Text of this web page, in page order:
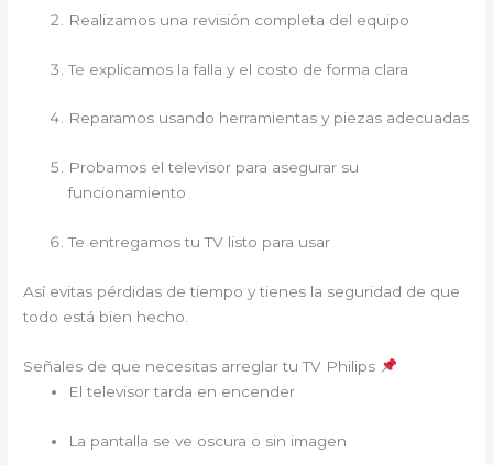
Realizamos una revisión completa del equipo
Te explicamos la falla y el costo de forma clara
Reparamos usando herramientas y piezas adecuadas
Probamos el televisor para asegurar su
funcionamiento
Te entregamos tu TV listo para usar
Así evitas pérdidas de tiempo y tienes la seguridad de que
todo está bien hecho.
Señales de que necesitas arreglar tu TV Philips
El televisor tarda en encender
La pantalla se ve oscura o sin imagen